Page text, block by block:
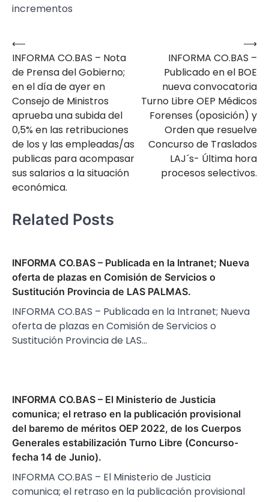
incrementos
Navegación
de
entradas
⟵
INFORMA CO.BAS – Nota
de Prensa del Gobierno;
en el día de ayer en
Consejo de Ministros
aprueba una subida del
0,5% en las retribuciones
de los y las empleadas/as
publicas para acompasar
sus salarios a la situación
económica.
INFORMA CO.BAS –
Publicado en el BOE
nueva convocatoria
Turno Libre OEP Médicos
Forenses (oposición) y
Orden que resuelve
Concurso de Traslados
LAJ´s- Última hora
procesos selectivos.
⟶
Related Posts
INFORMA CO.BAS – Publicada en la Intranet; Nueva
oferta de plazas en Comisión de Servicios o
Sustitución Provincia de LAS PALMAS.
INFORMA CO.BAS – Publicada en la Intranet; Nueva
oferta de plazas en Comisión de Servicios o
Sustitución Provincia de LAS…
INFORMA CO.BAS – El Ministerio de Justicia
comunica; el retraso en la publicación provisional
del baremo de méritos OEP 2022, de los Cuerpos
Generales estabilización Turno Libre (Concurso-
fecha 14 de Junio).
INFORMA CO.BAS – El Ministerio de Justicia
comunica; el retraso en la publicación provisional